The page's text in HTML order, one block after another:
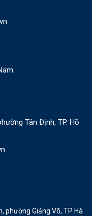
Tân Định, TP. Hồ
phường Giảng Võ, TP Hà